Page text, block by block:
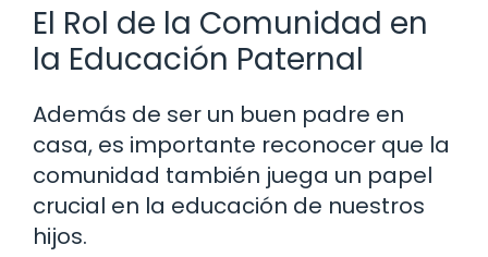
El Rol de la Comunidad en
la Educación Paternal
Además de ser un buen padre en
casa, es importante reconocer que la
comunidad también juega un papel
crucial en la educación de nuestros
hijos.